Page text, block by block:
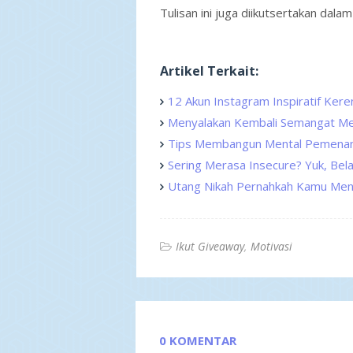
Tulisan ini juga diikutsertakan
Artikel Terkait:
12 Akun Instagram Inspiratif
Menyalakan Kembali Semangat
Tips Membangun Mental
Sering Merasa Insecure? Yuk,
Utang Nikah Pernahkah Kamu
Ikut Giveaway Motivasi
0 KOMENTAR